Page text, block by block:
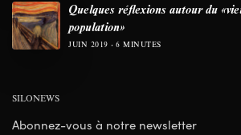
Quelques réflexions autour du
population»
JUIN 2019 6 MINUTES
SILONEWS
Abonnez-vous à notre newsletter